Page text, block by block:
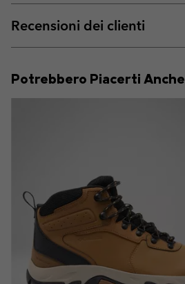
Recensioni dei clienti
Potrebbero Piacerti Anche